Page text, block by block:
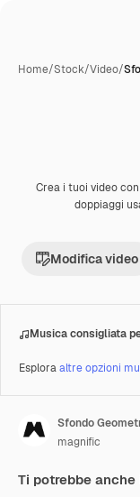
Home/Stock/Video/
Premium
Crea i tuoi video
doppiaggi
Modifica video
Musica consigliata
Esploraaltre opzioni
Sfondo
magnific
Ti potrebbe anche